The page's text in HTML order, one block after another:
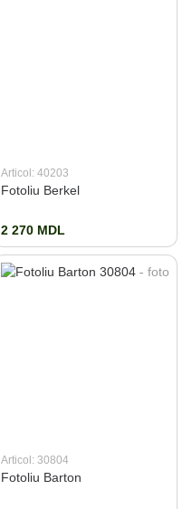
Articol: 40203
Fotoliu Berkel
2 270 MDL
Articol: 30804
Fotoliu Barton